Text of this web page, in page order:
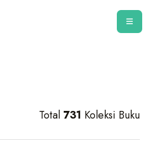
Total 731 Koleksi Buku